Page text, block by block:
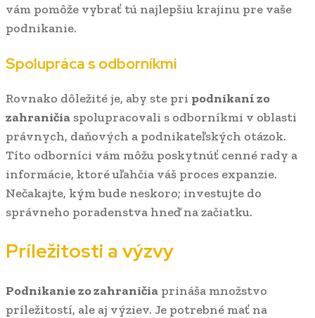
vám pomôže vybrať tú najlepšiu krajinu pre vaše
podnikanie.
Spolupráca s odborníkmi
Rovnako dôležité je, aby ste pri podnikaní zo
zahraničia spolupracovali s odborníkmi v oblasti
právnych, daňových a podnikateľských otázok.
Títo odborníci vám môžu poskytnúť cenné rady a
informácie, ktoré uľahčia váš proces expanzie.
Nečakajte, kým bude neskoro; investujte do
správneho poradenstva hneď na začiatku.
Príležitosti a výzvy
Podnikanie zo zahraničia prináša množstvo
príležitostí, ale aj výziev. Je potrebné mať na